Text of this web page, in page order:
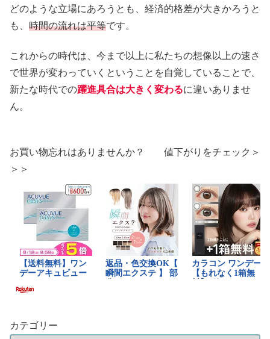
どのような立場にあろうとも、経済的格差が大きかろうと
も、 時間の流れは平等です。
これからの時代は、今まで以上に私たちの想像以上の速さ
で世界が変わっていくということを自覚していることで、
新たな時代での躍進具合は大きく変わるに違いありませ
ん。
お買い物忘れはありませんか？ 値下がりをチェック＞
＞＞
カテゴリー